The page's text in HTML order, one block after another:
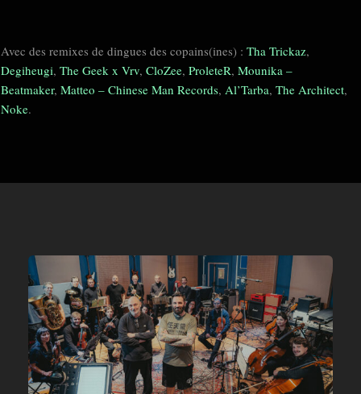
Avec des remixes de dingues des copains(ines) : Tha Trickaz,
Degiheugi, The Geek x Vrv, CloZee, ProleteR, Mounika –
Beatmaker, Matteo – Chinese Man Records, Al’Tarba, The Architect,
Noke.